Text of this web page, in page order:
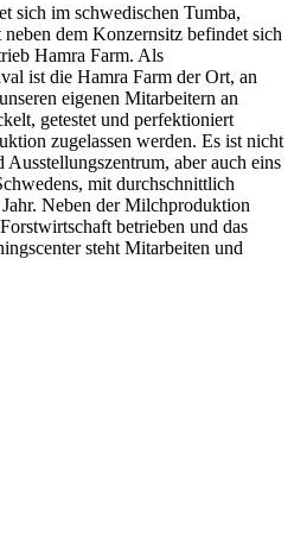
sich im schwedischen Tumba,
dem Konzernsitz befindet sich
Hamra Farm. Als
ist die Hamra Farm der Ort, an
eigenen Mitarbeitern an
getestet und perfektioniert
zugelassen werden. Es ist nicht
aber auch eins
mit durchschnittlich
Neben der Milchproduktion
betrieben und das
steht Mitarbeiten und